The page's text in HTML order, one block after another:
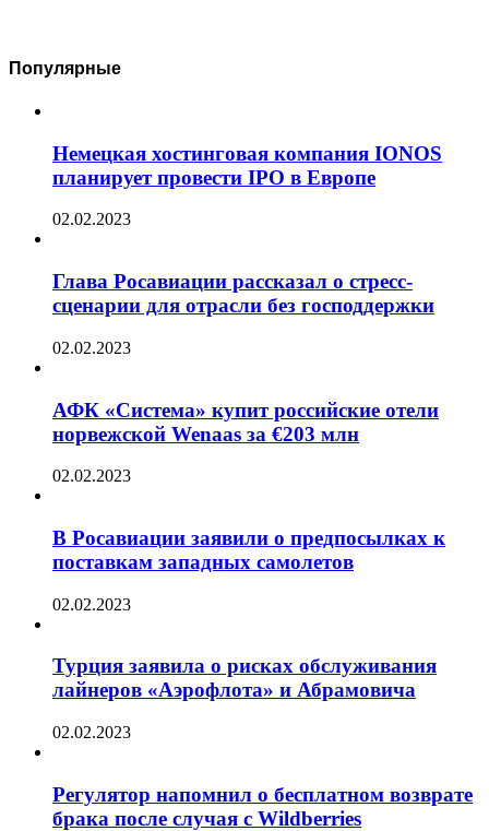
Популярные
Немецкая хостинговая компания IONOS
планирует провести IPO в Европе
02.02.2023
Глава Росавиации рассказал о стресс-
сценарии для отрасли без господдержки
02.02.2023
АФК «Система» купит российские отели
норвежской Wenaas за €203 млн
02.02.2023
В Росавиации заявили о предпосылках к
поставкам западных самолетов
02.02.2023
Турция заявила о рисках обслуживания
лайнеров «Аэрофлота» и Абрамовича
02.02.2023
Регулятор напомнил о бесплатном возврате
брака после случая с Wildberries